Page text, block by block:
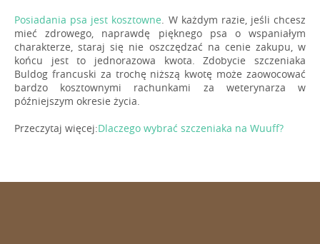
Posiadania psa jest kosztowne. W każdym razie, jeśli chcesz
mieć zdrowego, naprawdę pięknego psa o wspaniałym
charakterze, staraj się nie oszczędzać na cenie zakupu, w
końcu jest to jednorazowa kwota. Zdobycie szczeniaka
Buldog francuski za trochę niższą kwotę może zaowocować
bardzo kosztownymi rachunkami za weterynarza w
późniejszym okresie życia.
Przeczytaj więcej:Dlaczego wybrać szczeniaka na Wuuff?